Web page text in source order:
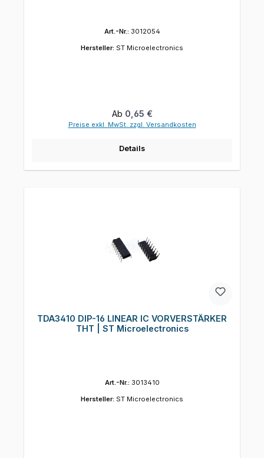
Art.-Nr.: 3012054
Hersteller: ST Microelectronics
Regulärer Preis:
Ab 0,65 €
Preise exkl. MwSt. zzgl. Versandkosten
Details
TDA3410 DIP-16 LINEAR IC VORVERSTÄRKER
THT | ST Microelectronics
Art.-Nr.: 3013410
Hersteller: ST Microelectronics